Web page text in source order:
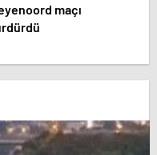
maçı